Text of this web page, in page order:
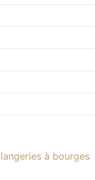
à bourges